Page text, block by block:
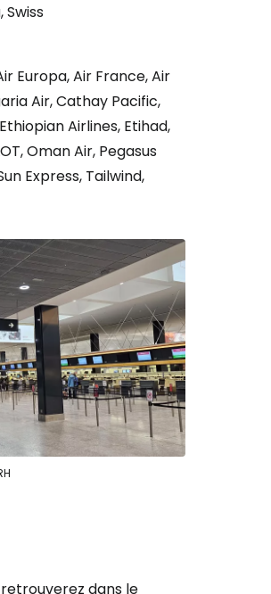
Swiss
Europa, Air France, Air
Air, Cathay Pacific,
Airlines, Etihad,
Oman Air, Pegasus
Express, Tailwind,
dans le